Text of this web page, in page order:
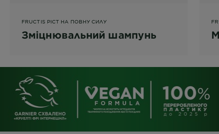
FRUCTIS РІСТ НА ПОВНУ СИЛУ
Зміцнювальний шампунь